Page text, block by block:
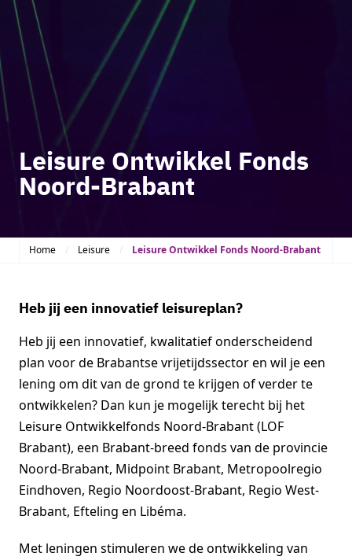
Leisure Ontwikkel Fonds
Noord-Brabant
Home Leisure Leisure Ontwikkel Fonds Noord-Brabant
Heb jij een innovatief leisureplan?
Heb jij een innovatief, kwalitatief onderscheidend
plan voor de Brabantse vrijetijdssector en wil je een
lening om dit van de grond te krijgen of verder te
ontwikkelen? Dan kun je mogelijk terecht bij het
Leisure Ontwikkelfonds Noord-Brabant (LOF
Brabant), een Brabant-breed fonds van de provincie
Noord-Brabant, Midpoint Brabant, Metropoolregio
Eindhoven, Regio Noordoost-Brabant, Regio West-
Brabant, Efteling en Libéma.
Met leningen stimuleren we de ontwikkeling van